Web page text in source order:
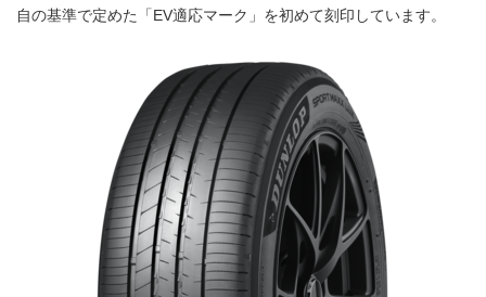
自の基準で定めた「EV適応マーク」を初めて刻印しています。